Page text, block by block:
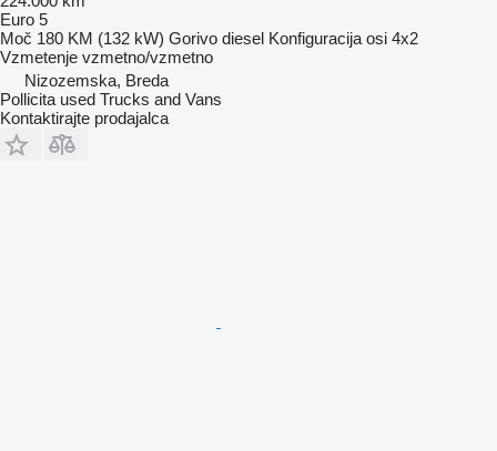
Euro 5
Moč 180 KM (132 kW) Gorivo diesel Konfiguracija osi 4x2
Vzmetenje vzmetno/vzmetno
Nizozemska, Breda
Pollicita used Trucks and Vans
Kontaktirajte prodajalca